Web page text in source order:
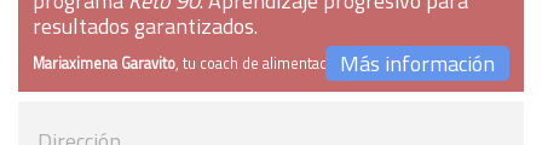
resultados garantizados.
Mariaximena Garavito, tu coach de alimentaciónMás información